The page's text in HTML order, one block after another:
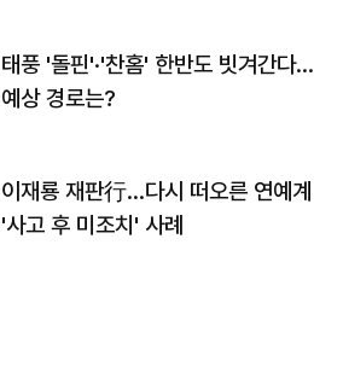
태풍 '돌핀'·'찬홈' 한반도 빗겨간다…
예상 경로는?
이재룡 재판行…다시 떠오른 연예계
'사고 후 미조치' 사례